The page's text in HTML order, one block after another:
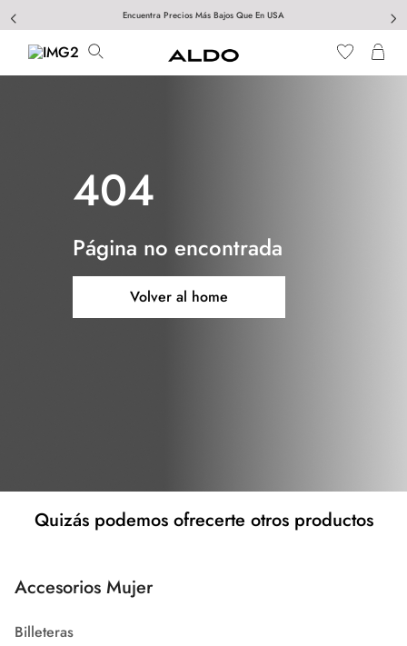
Encuentra Precios Más Bajos Que En USA
404
Página no encontrada
Volver al home
Quizás podemos ofrecerte otros productos
Accesorios Mujer
Billeteras